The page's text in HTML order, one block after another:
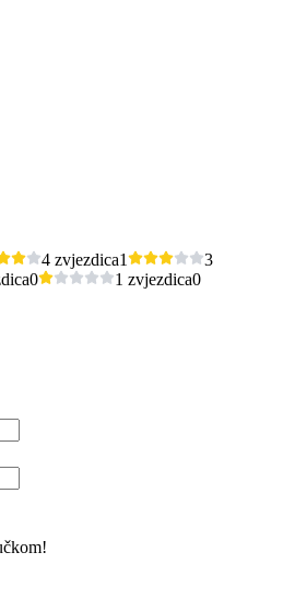
4 zvjezdica1
3
0 1 zvjezdica0